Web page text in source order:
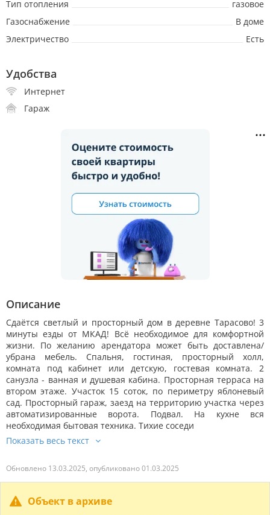
Тип отопления
газовое
Газоснабжение
В доме
Электричество
Есть
Удобства
Интернет
Гараж
Описание
Сдаётся светлый и просторный дом в деревне Тарасово! 3
минуты езды от МКАД! Всё необходимое для комфортной
жизни. По желанию арендатора может быть доставлена/
убрана мебель. Спальня, гостиная, просторный холл,
комната под кабинет или детскую, гостевая комната. 2
санузла - ванная и душевая кабина. Просторная терраса на
втором этаже. Участок 15 соток, по периметру яблоневый
сад. Просторный гараж, заезд на территорию участка через
автоматизированные ворота. Подвал. На кухне вся
необходимая бытовая техника. Тихие соседи
Обновлено 13.03.2025, опубликовано 01.03.2025
Объект в архиве